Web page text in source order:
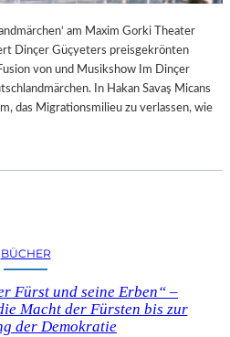
am Maxim Gorki Theater
Dinçer Güçyeters preisgekrönten
von und Musikshow Im Dinçer
In Hakan Savaş Micans
das Migrationsmilieu zu verlassen, wie
BÜCHER
Fürst und seine Erben“ –
Macht der Fürsten bis zur
der Demokratie